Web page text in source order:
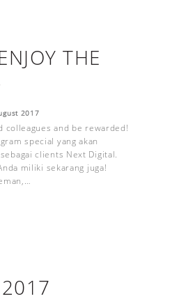
THE
2017
colleagues and be rewarded!
special yang akan
clients Next Digital.
miliki sekarang juga!